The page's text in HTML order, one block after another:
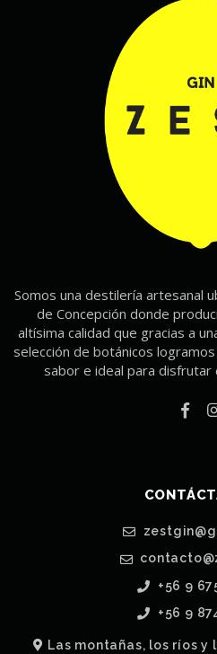
Somos una destilería artesanal
de Concepción donde
altísima calidad que gracias a
selección de botánicos
sabor e ideal para disfrutar
+56 9
+56 9
Las montañas, los ríos